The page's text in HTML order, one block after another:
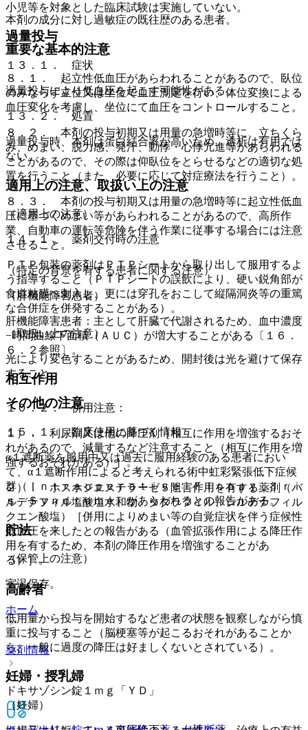
小児等を対象とした臨床試験は実施していない。
過量投与
１３．１． 症状
過量投与により低血圧を起こす可能性がある。
１３．２． 処置
過量投与時、本剤は蛋白結合率が高いため、透析は有用では
ない。
適用上の注意、取扱い上の注意
（適用上の注意）
１４．１． 薬剤交付時の注意
ＰＴＰ包装の薬剤はＰＴＰシートから取り出して服用するよ
う指導すること（ＰＴＰシートの誤飲により、硬い鋭角部が
食道粘膜へ刺入し、更には穿孔をおこして縦隔洞炎等の重篤
な合併症を併発することがある）。
（取扱い上の注意）
光により変色することがあるため、開封後は光を避けて保存
すること。
その他の注意
１５．１． 臨床使用に基づく情報
α１遮断薬を服用中又は過去に服用経験のある患者におい
て、α１遮断作用によると考えられる術中虹彩緊張低下症候
群（Ｉｎｔｒａｏｐｅｒａｔｉｖｅ Ｆｌｏｐｐｙ Ｉｒｉ
ｓ Ｓｙｎｄｒｏｍｅ）があらわれるとの報告がある。
貯法
（保管上の注意）
室温保存。
ホーム
薬剤情報
ドキサゾシン錠１ｍｇ「ＹＤ」
本剤の成分に対し過敏症の既往歴のある患者。
重要な基本的注意
８．１． 起立性低血圧があらわれることがあるので、臥位
のみならず立位又は坐位で血圧測定を行い、体位変換による
血圧変化を考慮し、坐位にて血圧をコントロールすること。
８．２． 本剤の投与初期又は用量の急増時等に、立ちくら
み、めまい、脱力感、発汗、動悸・心悸亢進等があらわれる
ことがあるので、その際は仰臥位をとらせるなどの適切な処
置を行うこと（また、必要に応じて対症療法を行うこと）。
８．３． 本剤の投与初期又は用量の急増時等に起立性低血
圧に基づくめまい等があらわれることがあるので、高所作
業、自動車の運転等危険を伴う作業に従事する場合には注意
させること。
（特定の背景を有する患者に関する注意）
（肝機能障害患者）
肝機能障害患者：主として肝臓で代謝されるため、血中濃度
−時間曲線下面積（ＡＵＣ）が増大することがある〔１６．
６．２参照〕。
相互作用
１０．２． 併用注意：
１）． 利尿剤又は他の降圧剤［相互に作用を増強するおそ
れがあるので、減量するなど注意すること（相互に作用を増
強するおそれがある）］。
２）． ホスホジエステラーゼ５阻害作用を有する薬剤（バ
ルデナフィル塩酸塩水和物、タダラフィル、シルデナフィル
クエン酸塩）［併用によりめまい等の自覚症状を伴う症候性
低血圧を来したとの報告がある（血管拡張作用による降圧作
用を有するため、本剤の降圧作用を増強することがあ
る）］。
高齢者
低用量から投与を開始するなど患者の状態を観察しながら慎
重に投与すること（脳梗塞等が起こるおそれがあることか
ら、一般に過度の降圧は好ましくないとされている）。
妊婦・授乳婦
（妊婦）